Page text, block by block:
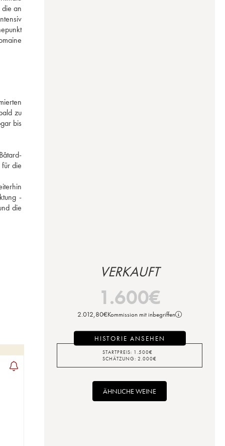
an
zu
bis
die
-
die
VERKAUFT
1.600€
2.012,80€Kommission mit inbegriffen
HISTORIE ANSEHEN
STARTPREIS: 1.500€
SCHÄTZUNG: 2.000€
ÄHNLICHE WEINE